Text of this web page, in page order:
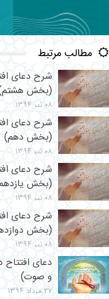
مطالب مرتبط
شرح دعای
(بخش
۰۸ تیر ۱۳۹۴
شرح دعای
(بخش دهم)
۰۸ تیر ۱۳۹۴
شرح دعای
(بخش
۰۸ تیر ۱۳۹۴
شرح دعای
(بخش
۰۸ تیر ۱۳۹۴
دعای
و صوت)
۲۷ مرداد ۱۳۹۴